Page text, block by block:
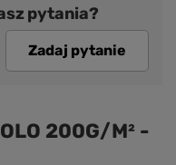
pytania?
Zadaj pytanie
200G/M² -